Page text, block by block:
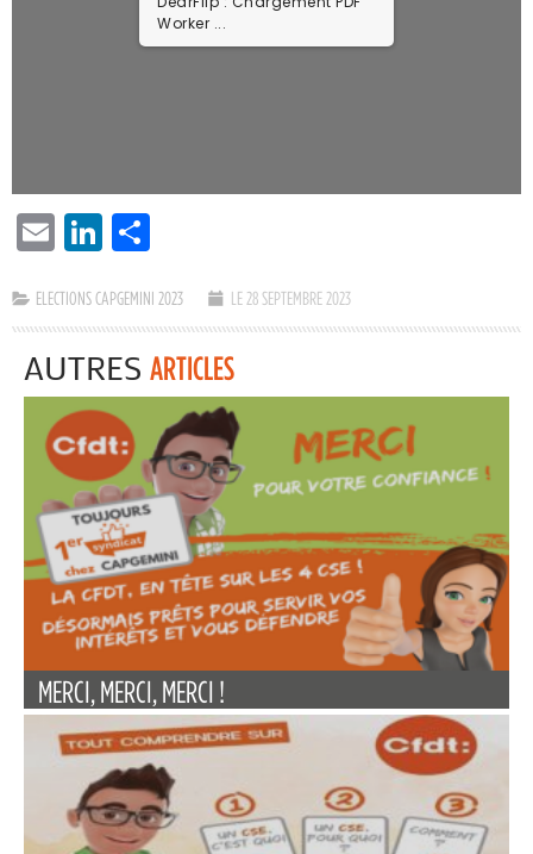
Worker ...
EMAIL LINKEDIN
ELECTIONS CAPGEMINI 2023 LE 28 SEPTEMBRE 2023
AUTRES ARTICLES
MERCI, MERCI, MERCI !